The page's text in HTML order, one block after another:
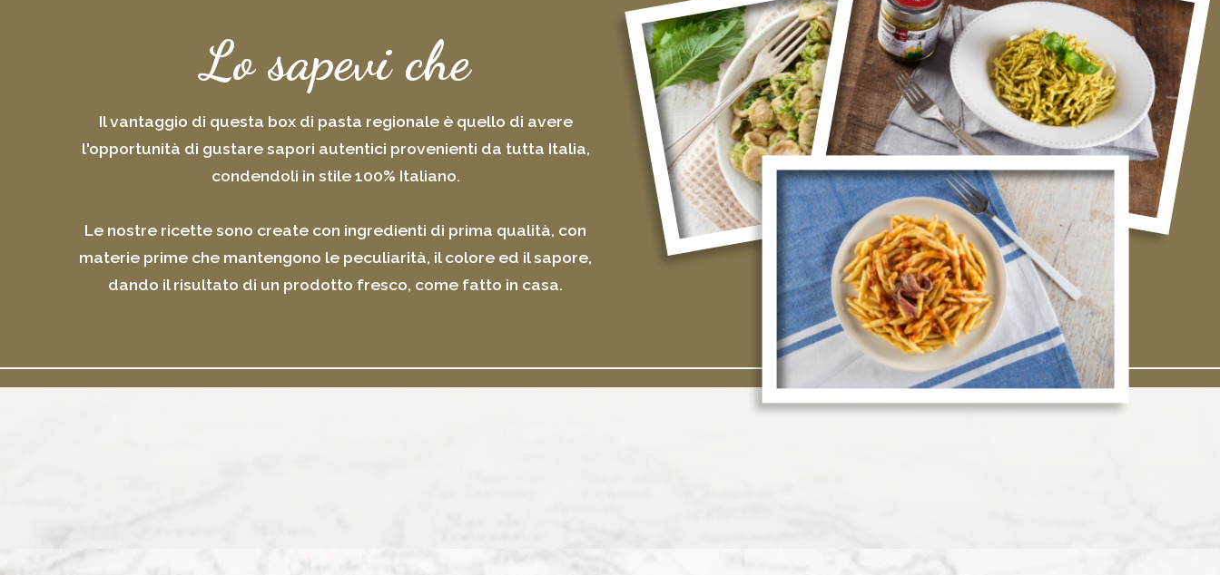
Lo sapevi che
Il vantaggio di questa box di pasta regionale è quello di avere
l'opportunità di gustare sapori autentici provenienti da tutta Italia,
condendoli in stile 100% Italiano.
Le nostre ricette sono create con ingredienti di prima qualità, con
materie prime che mantengono le peculiarità, il colore ed il sapore,
dando il risultato di un prodotto fresco, come fatto in casa.